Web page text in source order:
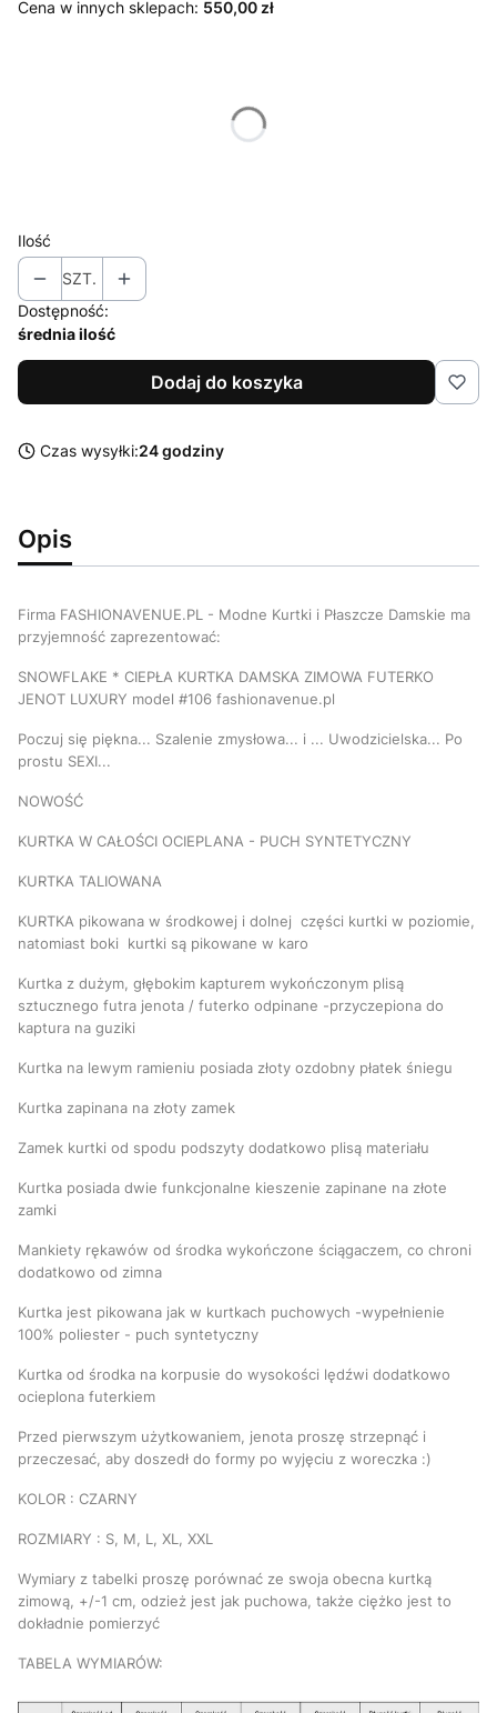
Cena w innych sklepach: 550,00 zł
Ilość
SZT.
Dostępność:
średnia ilość
Dodaj do koszyka
Czas wysyłki:24 godziny
Opis
Firma FASHIONAVENUE.PL - Modne Kurtki i Płaszcze Damskie ma
przyjemność zaprezentować:
SNOWFLAKE * CIEPŁA KURTKA DAMSKA ZIMOWA FUTERKO
JENOT LUXURY model #106 fashionavenue.pl
Poczuj się piękna... Szalenie zmysłowa... i ... Uwodzicielska... Po
prostu SEXI...
NOWOŚĆ
KURTKA W CAŁOŚCI OCIEPLANA - PUCH SYNTETYCZNY
KURTKA TALIOWANA
KURTKA pikowana w środkowej i dolnej części kurtki w poziomie,
natomiast boki kurtki są pikowane w karo
Kurtka z dużym, głębokim kapturem wykończonym plisą
sztucznego futra jenota / futerko odpinane -przyczepiona do
kaptura na guziki
Kurtka na lewym ramieniu posiada złoty ozdobny płatek śniegu
Kurtka zapinana na złoty zamek
Zamek kurtki od spodu podszyty dodatkowo plisą materiału
Kurtka posiada dwie funkcjonalne kieszenie zapinane na złote
zamki
Mankiety rękawów od środka wykończone ściągaczem, co chroni
dodatkowo od zimna
Kurtka jest pikowana jak w kurtkach puchowych -wypełnienie
100% poliester - puch syntetyczny
Kurtka od środka na korpusie do wysokości lędźwi dodatkowo
ocieplona futerkiem
Przed pierwszym użytkowaniem, jenota proszę strzepnąć i
przeczesać, aby doszedł do formy po wyjęciu z woreczka :)
KOLOR : CZARNY
ROZMIARY : S, M, L, XL, XXL
Wymiary z tabelki proszę porównać ze swoja obecna kurtką
zimową, +/-1 cm, odzież jest jak puchowa, także ciężko jest to
dokładnie pomierzyć
TABELA WYMIARÓW: